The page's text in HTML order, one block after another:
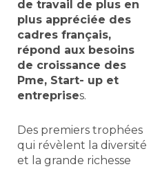
de travail de plus en
plus appréciée des
cadres français,
répond aux besoins
de croissance des
Pme, Start- up et
entreprises.
Des premiers trophées
qui révèlent la diversité
et la grande richesse